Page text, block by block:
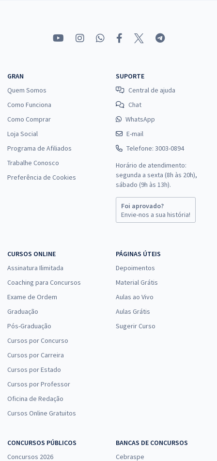
GRAN
Quem Somos
Como Funciona
Como Comprar
Loja Social
Programa de Afiliados
Trabalhe Conosco
Preferência de Cookies
SUPORTE
Central de ajuda
Chat
WhatsApp
E-mail
Telefone: 3003-0894
Horário de atendimento:
segunda a sexta (8h às 20h),
sábado (9h às 13h).
Foi aprovado?
Envie-nos a sua história!
CURSOS ONLINE
Assinatura Ilimitada
Coaching para Concursos
Exame de Ordem
Graduação
Pós-Graduação
Cursos por Concurso
Cursos por Carreira
Cursos por Estado
Cursos por Professor
Oficina de Redação
Cursos Online Gratuitos
PÁGINAS ÚTEIS
Depoimentos
Material Grátis
Aulas ao Vivo
Aulas Grátis
Sugerir Curso
CONCURSOS PÚBLICOS
Concursos 2026
BANCAS DE CONCURSOS
Cebraspe